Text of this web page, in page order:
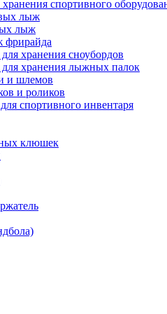
спортивного
лыж
лыж
фрирайда
хранения сноубордов
хранения лыжных палок
и шлемов
и роликов
спортивного инвентаря
клюшек